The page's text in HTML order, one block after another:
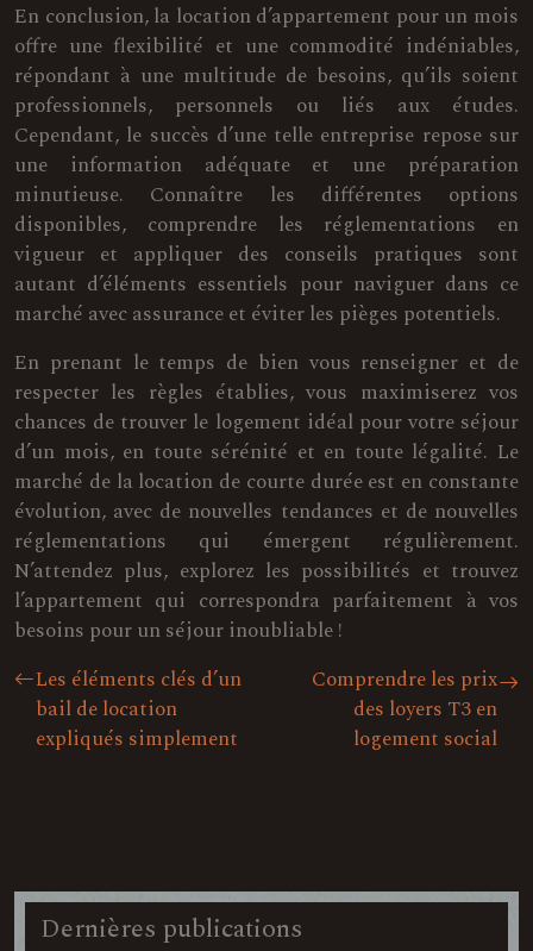
En conclusion, la location d’appartement pour un mois
offre une flexibilité et une commodité indéniables,
répondant à une multitude de besoins, qu’ils soient
professionnels, personnels ou liés aux études.
Cependant, le succès d’une telle entreprise repose sur
une information adéquate et une préparation
minutieuse. Connaître les différentes options
disponibles, comprendre les réglementations en
vigueur et appliquer des conseils pratiques sont
autant d’éléments essentiels pour naviguer dans ce
marché avec assurance et éviter les pièges potentiels.
En prenant le temps de bien vous renseigner et de
respecter les règles établies, vous maximiserez vos
chances de trouver le logement idéal pour votre séjour
d’un mois, en toute sérénité et en toute légalité. Le
marché de la location de courte durée est en constante
évolution, avec de nouvelles tendances et de nouvelles
réglementations qui émergent régulièrement.
N’attendez plus, explorez les possibilités et trouvez
l’appartement qui correspondra parfaitement à vos
besoins pour un séjour inoubliable !
Les éléments clés d’un
bail de location
expliqués simplement
Comprendre les prix
des loyers T3 en
logement social
Dernières publications